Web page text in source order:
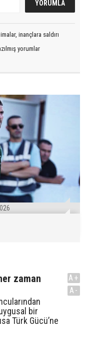
inançlara saldırı
yorumlar
zaman
bir
Türk Gücü’ne
A+
A-